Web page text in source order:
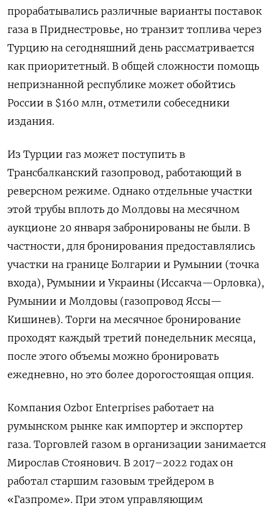
прорабатывались различные варианты поставок
газа в Приднестровье, но транзит топлива через
Турцию на сегодняшний день рассматривается
как приоритетный. В общей сложности помощь
непризнанной республике может обойтись
России в $160 млн, отметили собеседники
издания.
Из Турции газ может поступить в
Трансбалканский газопровод, работающий в
реверсном режиме. Однако отдельные участки
этой трубы вплоть до Молдовы на месячном
аукционе 20 января забронированы не были. В
частности, для бронирования предоставлялись
участки на границе Болгарии и Румынии (точка
входа), Румынии и Украины (Иссакча—Орловка),
Румынии и Молдовы (газопровод Яссы—
Кишинев). Торги на месячное бронирование
проходят каждый третий понедельник месяца,
после этого объемы можно бронировать
ежедневно, но это более дорогостоящая опция.
Компания Ozbor Enterprises работает на
румынском рынке как импортер и экспортер
газа. Торговлей газом в организации занимается
Мирослав Стоянович. В 2017–2022 годах он
работал старшим газовым трейдером в
«Газпроме». При этом управляющим